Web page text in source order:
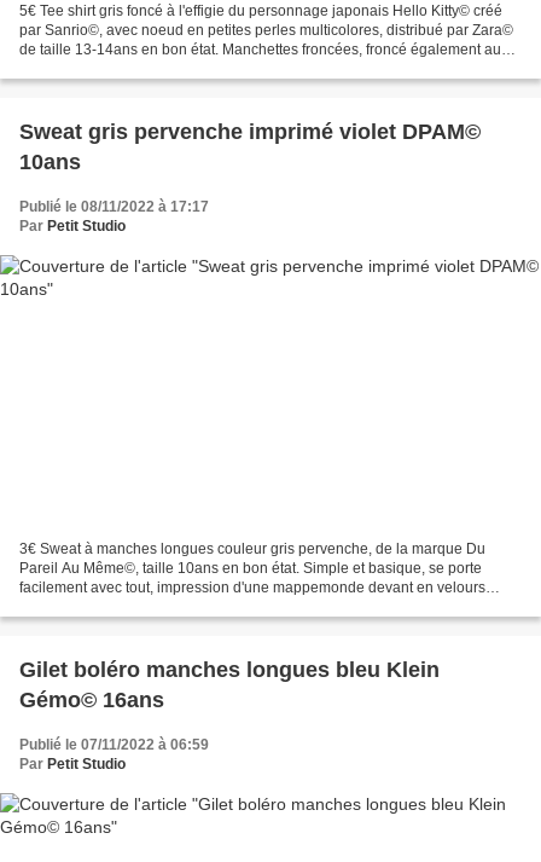
5€ Tee shirt gris foncé à l'effigie du personnage japonais Hello Kitty© créé
par Sanrio©, avec noeud en petites perles multicolores, distribué par Zara©
de taille 13-14ans en bon état. Manchettes froncées, froncé également au
Sweat gris pervenche imprimé violet DPAM©
10ans
Publié le 08/11/2022 à 17:17
Par Petit Studio
3€ Sweat à manches longues couleur gris pervenche, de la marque Du
Pareil Au Même©, taille 10ans en bon état. Simple et basique, se porte
facilement avec tout, impression d'une mappemonde devant en velours
Gilet boléro manches longues bleu Klein
Gémo© 16ans
Publié le 07/11/2022 à 06:59
Par Petit Studio